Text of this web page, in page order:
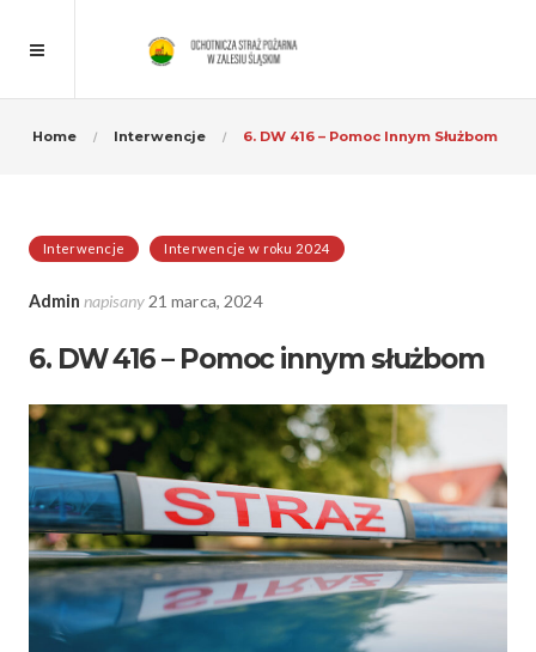
Home Interwencje 6. DW 416 – Pomoc Innym Służbom
Interwencje Interwencje w roku 2024
Admin napisany21 marca, 2024
6. DW 416 – Pomoc innym służbom